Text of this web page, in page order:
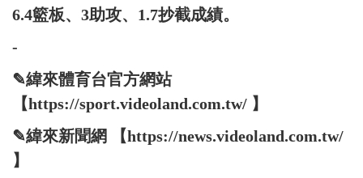
6.4籃板、3助攻、1.7抄截成績。
-
✎緯來體育台官方網站
【https://sport.videoland.com.tw/ 】
✎緯來新聞網 【https://news.videoland.com.tw/
】